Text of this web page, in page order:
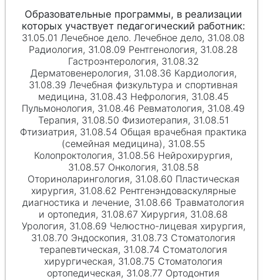
31.05.01 Лечебное дело. Лечебное дело, 31.08.08
Радиология, 31.08.09 Рентгенология, 31.08.28
Гастроэнтерология, 31.08.32
Дерматовенерология, 31.08.36 Кардиология,
31.08.39 Лечебная физкультура и спортивная
медицина, 31.08.43 Нефрология, 31.08.45
Пульмонология, 31.08.46 Ревматология, 31.08.49
Терапия, 31.08.50 Физиотерапия, 31.08.51
Фтизиатрия, 31.08.54 Общая врачебная практика
(семейная медицина), 31.08.55
Колопроктология, 31.08.56 Нейрохирургия,
31.08.57 Онкология, 31.08.58
Оториноларингология, 31.08.60 Пластическая
хирургия, 31.08.62 Рентгенэндоваскулярные
диагностика и лечение, 31.08.66 Травматология
и ортопедия, 31.08.67 Хирургия, 31.08.68
Урология, 31.08.69 Челюстно-лицевая хирургия,
31.08.70 Эндоскопия, 31.08.73 Стоматология
терапевтическая, 31.08.74 Стоматология
хирургическая, 31.08.75 Стоматология
ортопедическая, 31.08.77 Ортодонтия